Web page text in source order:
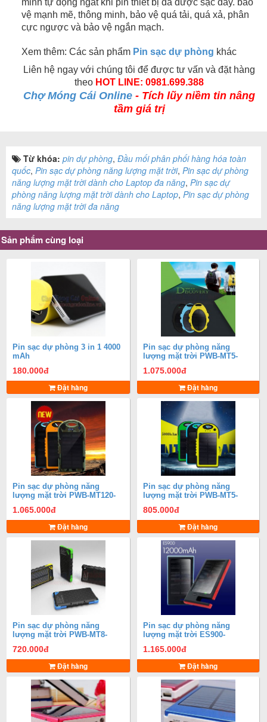
minh tự động ngắt khi pin thiết bị đã được sạc đầy. bảo
vệ mạnh mẽ, thông minh, bảo vệ quá tải, quá xả, phân
cực ngược và bảo vệ ngắn mạch.
Xem thêm: Các sản phẩm Pin sạc dự phòng khác
Liên hệ ngay với chúng tôi để được tư vấn và đặt hàng
theo HOT LINE:0981.699.388
Chợ Móng Cái Online - Tích lũy niềm tin nâng
tầm giá trị
Từ khóa: pin dự phòng, Đầu mối phân phối hàng hóa toàn
quốc, Pin sạc dự phòng năng lượng mặt trời, Pin sạc dự phòng
năng lượng mặt trời dành cho Laptop đa năng, Pin sạc dự
phòng năng lượng mặt trời dành cho Laptop, Pin sạc dự phòng
năng lượng mặt trời đa năng
Sản phẩm cùng loại
Pin sạc dự phòng 3 in 1 4000
mAh
180.000đ
Đặt hàng
Pin sạc dự phòng năng
lượng mặt trời PWB-MT5-
1.075.000đ
Đặt hàng
Pin sạc dự phòng năng
lượng mặt trời PWB-MT120-
1.065.000đ
Đặt hàng
Pin sạc dự phòng năng
lượng mặt trời PWB-MT5-
805.000đ
Đặt hàng
Pin sạc dự phòng năng
lượng mặt trời PWB-MT8-
720.000đ
Đặt hàng
Pin sạc dự phòng năng
lượng mặt trời ES900-
1.165.000đ
Đặt hàng